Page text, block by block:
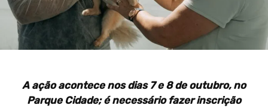
A ação acontece nos dias 7 e 8 de outubro, no
Parque Cidade; é necessário fazer inscrição